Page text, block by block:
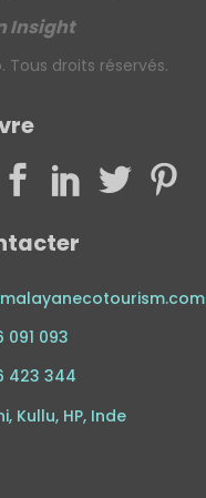
Insight
Tous droits réservés.
091 093
423 344
Kullu, HP, Inde